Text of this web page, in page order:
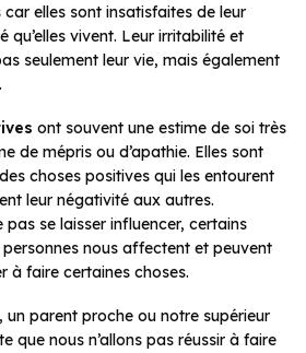
car elles sont insatisfaites de leur
qu’elles vivent. Leur irritabilité et
seulement leur vie, mais également
ont souvent une estime de soi très
de mépris ou d’apathie. Elles sont
choses positives qui les entourent
leur négativité aux autres.
pas se laisser influencer, certains
nous affectent et peuvent
à faire certaines choses.
parent proche ou notre supérieur
que nous n’allons pas réussir à faire